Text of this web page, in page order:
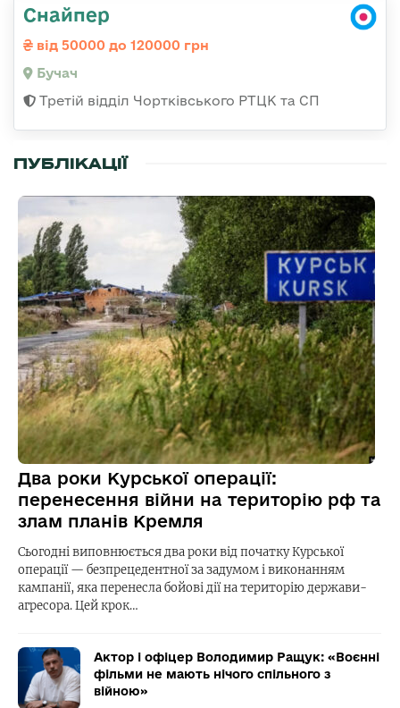
Снайпер
від 50000 до 120000 грн
Бучач
Третій відділ Чортківського РТЦК та СП
ПУБЛІКАЦІЇ
Два роки Курської операції:
перенесення війни на територію рф та
злам планів Кремля
Сьогодні виповнюється два роки від початку Курської
операції — безпрецедентної за задумом і виконанням
кампанії, яка перенесла бойові дії на територію держави-
агресора. Цей крок…
Актор і офіцер Володимир Ращук: «Воєнні
фільми не мають нічого спільного з
війною»